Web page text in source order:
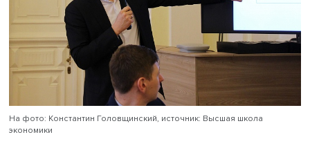
приоритетной.